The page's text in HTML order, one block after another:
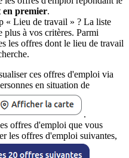
en premier.
« Lieu de travail » ? La liste
plus à vos critères. Parmi
les offres dont le lieu de travail
ces offres d'emploi via
en situation de
.
offres d'emploi que vous
les offres d'emploi suivantes,